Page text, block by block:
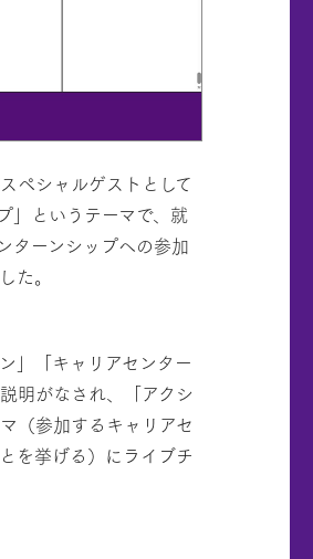
ペシャルゲストとして
」というテーマで、就
ターンシップへの参加
た。
」「キャリアセンター
明がなされ、「アクシ
（参加するキャリアセ
を挙げる）にライブチ